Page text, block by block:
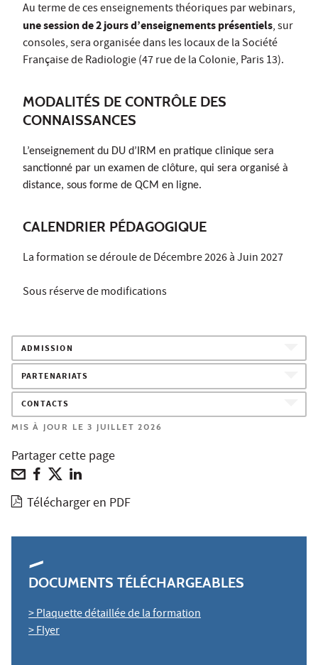
Au terme de ces enseignements théoriques par webinars,
une session de 2 jours d’enseignements présentiels, sur
consoles, sera organisée dans les locaux de la Société
Française de Radiologie (47 rue de la Colonie, Paris 13).
MODALITÉS DE CONTRÔLE DES
CONNAISSANCES
L’enseignement du DU d’IRM en pratique clinique sera
sanctionné par un examen de clôture, qui sera organisé à
distance, sous forme de QCM en ligne.
CALENDRIER PÉDAGOGIQUE
La formation se déroule de Décembre 2026 à Juin 2027
Sous réserve de modifications
ADMISSION
PARTENARIATS
CONTACTS
MIS À JOUR LE 3 JUILLET 2026
Partager cette page
Télécharger en PDF
DOCUMENTS TÉLÉCHARGEABLES
> Plaquette détaillée de la formation
> Flyer